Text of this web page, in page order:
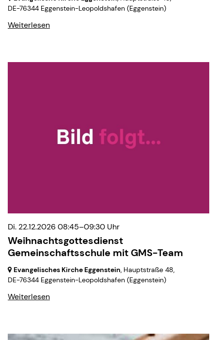
DE-76344 Eggenstein-Leopoldshafen (Eggenstein)
Weiterlesen
Di. 22.12.2026 08:45–09:30 Uhr
Weihnachtsgottesdienst
Gemeinschaftsschule mit GMS-Team
Evangelisches Kirche Eggenstein, Hauptstraße 48,
DE-76344 Eggenstein-Leopoldshafen (Eggenstein)
Weiterlesen